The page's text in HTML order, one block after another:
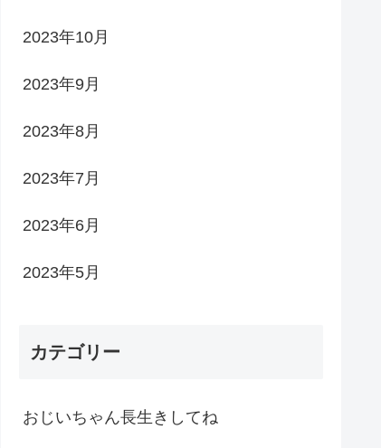
2023年10月
2023年9月
2023年8月
2023年7月
2023年6月
2023年5月
カテゴリー
おじいちゃん長生きしてね